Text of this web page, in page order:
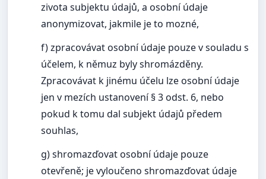
zivota subjektu údajů, a osobní údaje
anonymizovat, jakmile je to mozné,
f) zpracovávat osobní údaje pouze v souladu s
účelem, k němuz byly shromázděny.
Zpracovávat k jinému účelu lze osobní údaje
jen v mezích ustanovení § 3 odst. 6, nebo
pokud k tomu dal subjekt údajů předem
souhlas,
g) shromazďovat osobní údaje pouze
otevřeně; je vyloučeno shromazďovat údaje